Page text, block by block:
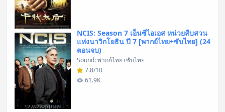
NCIS: Season 7 เอ็นซีไอเอส หน่วยสืบสวน
แห่งนาวิกโยธิน ปี 7 [พากย์ไทย+ซับไทย] (24
ตอนจบ)
Sound: พากย์ไทย+ซับไทย
7.8/10
61.9K